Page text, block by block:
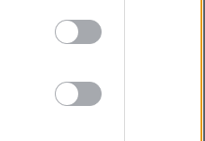
Google